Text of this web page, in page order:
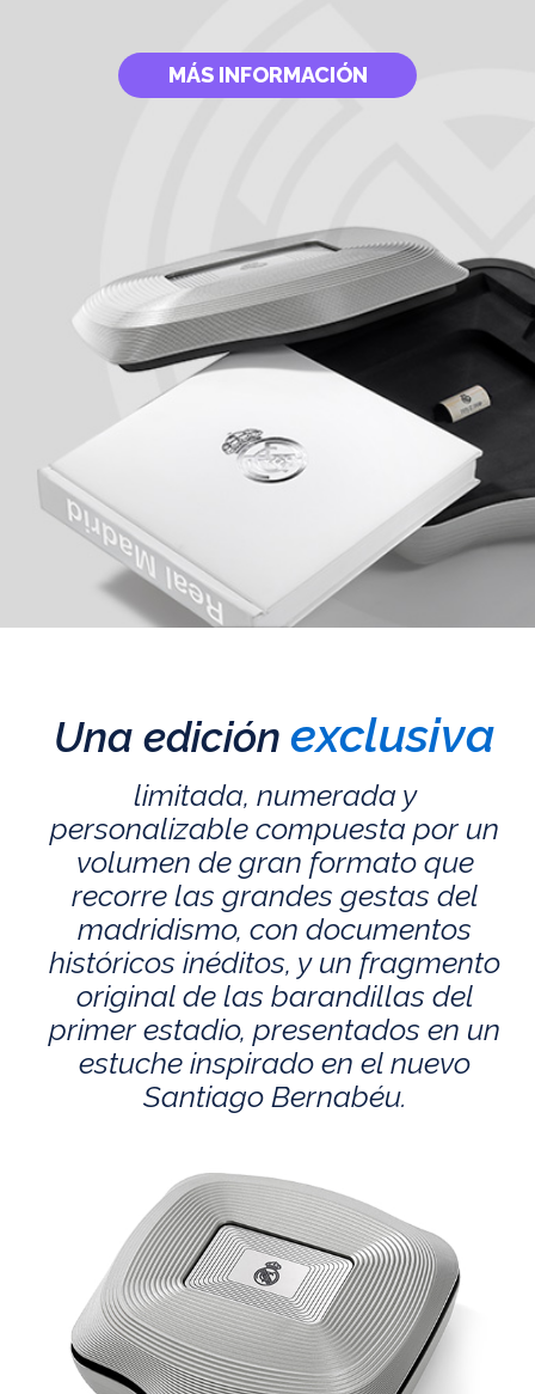
MÁS INFORMACIÓN
Una edición exclusiva
limitada, numerada y
personalizable compuesta por un
volumen de gran formato que
recorre las grandes gestas del
madridismo, con documentos
históricos inéditos, y un fragmento
original de las barandillas del
primer estadio, presentados en un
estuche inspirado en el nuevo
Santiago Bernabéu.